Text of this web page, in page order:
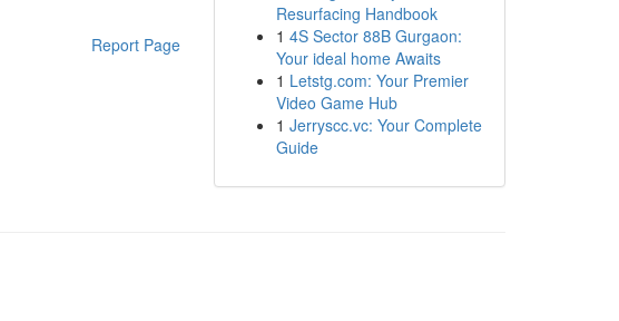
Report Page
Resurfacing Handbook
1 4S Sector 88B Gurgaon:
Your ideal home Awaits
1 Letstg.com: Your Premier
Video Game Hub
1 Jerryscc.vc: Your Complete
Guide